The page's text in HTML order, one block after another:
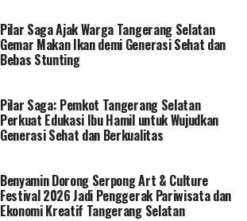
Pilar Saga Ajak Warga Tangerang Selatan
Gemar Makan Ikan demi Generasi Sehat dan
Bebas Stunting
Pilar Saga: Pemkot Tangerang Selatan
Perkuat Edukasi Ibu Hamil untuk Wujudkan
Generasi Sehat dan Berkualitas
Benyamin Dorong Serpong Art & Culture
Festival 2026 Jadi Penggerak Pariwisata dan
Ekonomi Kreatif Tangerang Selatan